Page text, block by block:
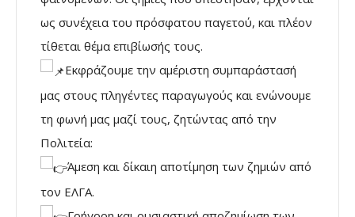
ως συνέχεια του πρόσφατου παγετού, και πλέον
τίθεται θέμα επιβίωσής τους.
Εκφράζουμε την αμέριστη συμπαράστασή
μας στους πληγέντες παραγωγούς και ενώνουμε
τη φωνή μας μαζί τους, ζητώντας από την
Πολιτεία:
Άμεση και δίκαιη αποτίμηση των ζημιών από
τον ΕΛΓΑ.